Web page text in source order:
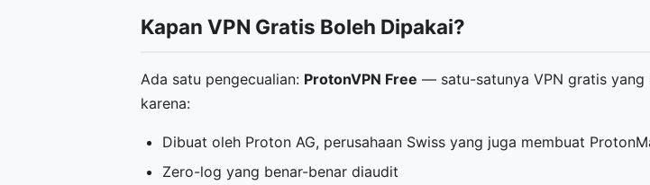
Kapan VPN Gratis Boleh Dipakai?
Ada satu pengecualian: ProtonVPN Free — satu-satunya VPN gratis yang
karena:
Dibuat oleh Proton AG, perusahaan Swiss yang juga membuat
Zero-log yang benar-benar diaudit